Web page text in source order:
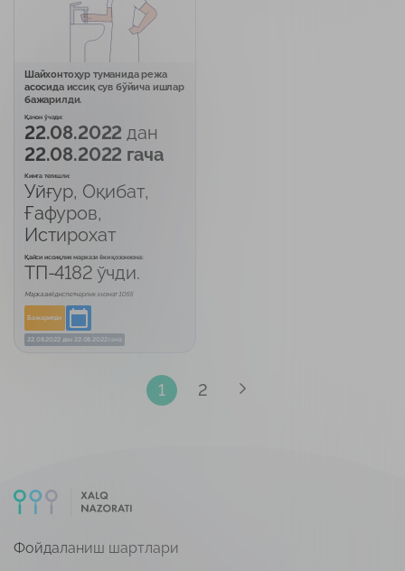
Шайхонтоҳур туманида режа
асосида иссиқ сув бўйича ишлар
бажарилди.
Қачон ўчади:
22.08.2022 дан
22.08.2022 гача
Кимга тегишли:
Уйғур, Оқибат,
Ғафуров,
Истирохат
Қайси иссиқлик маркази ёки қозонхона:
ТП-4182 ўчди.
Марказий диспетчерлик хизмат 1055
Бажарилди
22.08.2022дан 22.08.2022 гача
1 2
Фойдаланиш шартлари